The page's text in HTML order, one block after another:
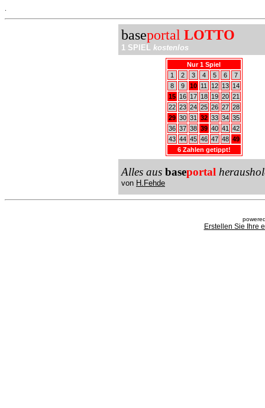
baseportal LOTTO
1 SPIEL kostenlos
Nur 1 Spiel
1
2 3 4 5 6
7
8
9 10 11 12 13
14
15
16 17 18 19 20 21
22 23 24 25 26 27 28
29 30 31 32 33 34 35
36 37 38 39 40 41
42
43 44 45 46 47 48 49
6 Zahlen getippt!
Alles aus baseportal
von H.Fehde
Erstellen Sie Ihre